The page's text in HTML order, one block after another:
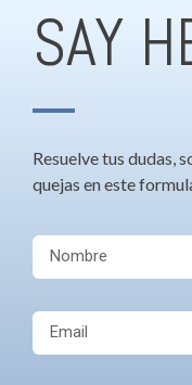
SAY
Resuelve tus dudas,
quejas en este